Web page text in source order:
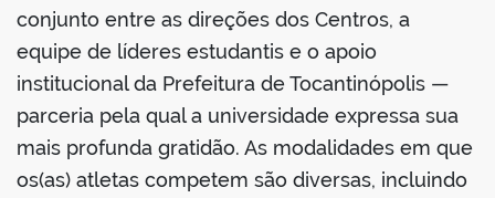
conjunto entre as direções dos Centros, a
equipe de líderes estudantis e o apoio
institucional da Prefeitura de Tocantinópolis —
parceria pela qual a universidade expressa sua
mais profunda gratidão. As modalidades em que
os(as) atletas competem são diversas, incluindo